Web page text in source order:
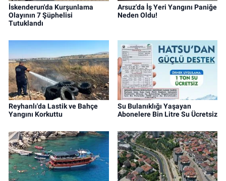
İskenderun'da Kurşunlama
Olayının 7 Şüphelisi
Tutuklandı
Arsuz'da İş Yeri Yangını Paniğe
Neden Oldu!
Reyhanlı'da Lastik ve Bahçe
Yangını Korkuttu
Su Bulanıklığı Yaşayan
Abonelere Bin Litre Su Ücretsiz